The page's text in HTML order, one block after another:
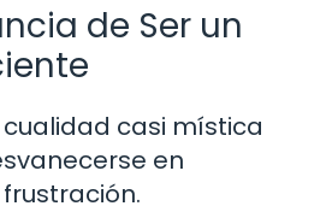
de Ser un
cualidad casi mística
en